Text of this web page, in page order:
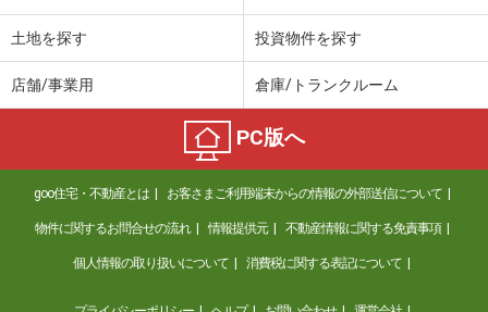
宮城県仙台市青葉区大町２
7.40万円
住 所
宮城県仙台市青葉区大町２
専有面積 39.36m²
間取り
2K
宮城県多賀城市留ケ谷２
土地を探す 投資物件を探す
店舗/事業用 倉庫/トランクルーム
PC版へ
goo住宅・不動産とは お客さまご利用端末からの情報の外部送信について
物件に関するお問合せの流れ 情報提供元 不動産情報に関する免責事項
個人情報の取り扱いについて 消費税に関する表記について